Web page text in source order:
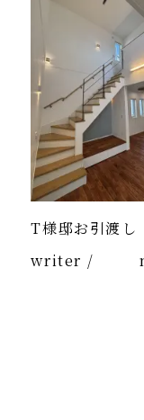
T様邸お引渡し
writer /